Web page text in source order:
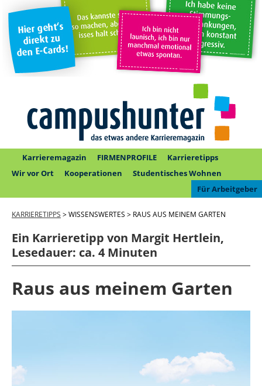
Karrieremagazin FIRMENPROFILE
Karrieretipps
Wir vor Ort
Kooperationen
Studentisches Wohnen
Für Arbeitgeber
KARRIERETIPPS > WISSENSWERTES > RAUS AUS MEINEM GARTEN
Ein Karrieretipp von Margit Hertlein,
Lesedauer: ca. 4 Minuten
Raus aus meinem Garten